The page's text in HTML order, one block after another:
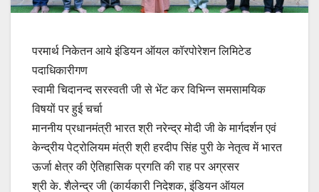
परमार्थ निकेतन आये इंडियन ऑयल कॉरपोरेशन लिमिटेड
पदाधिकारीगण
स्वामी चिदानन्द सरस्वती जी से भेंट कर विभिन्न समसामयिक
विषयों पर हुई चर्चा
माननीय प्रधानमंत्री भारत श्री नरेन्द्र मोदी जी के मार्गदर्शन एवं
केन्द्रीय पेट्रोलियम मंत्री श्री हरदीप सिंह पुरी के नेतृत्व में भारत
ऊर्जा क्षेत्र की ऐतिहासिक प्रगति की राह पर अग्रसर
श्री के. शैलेन्द्र जी (कार्यकारी निदेशक, इंडियन ऑयल